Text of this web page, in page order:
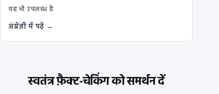
यह भी उपलब्ध है
अंग्रेज़ी में पढ़ें →
स्वतंत्र फ़ैक्ट-चेकिंग को समर्थन दें